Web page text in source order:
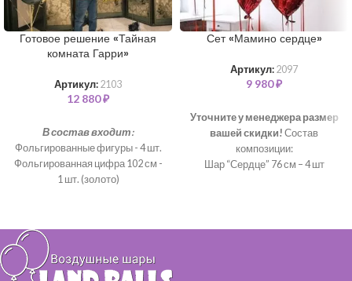
Готовое решение «Тайная
комната Гарри»
Артикул: 2103
12 880₽
В состав входит:
Фольгированные фигуры - 4 шт.
Фольгированная цифра 102 см -
1 шт. (золото)
Шары с обработкой 35 см - 6 шт. (
Фольгированная звезда 46 см - 6
шт. (золото)
Сет «Мамино сердце»
Артикул: 2097
9 980₽
Уточните у менеджера размер
вашей скидки! Состав
композиции:
Шар “Сердце” 76 см – 4 шт